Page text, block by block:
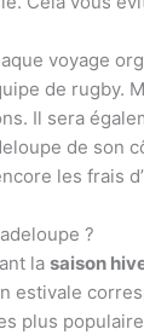
voyage
de rugby.
Il sera
de son
les frais
?
lasaison
estivale
plus